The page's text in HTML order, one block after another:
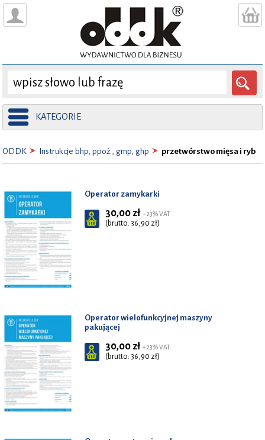
KATEGORIE
ODDK Instrukcje bhp, ppoż., gmp, ghp przetwórstwo mięsa i ryb
Operator zamykarki
30,00 zł + 23% VAT
(brutto: 36,90 zł)
Operator wielofunkcyjnej maszyny
pakującej
30,00 zł + 23% VAT
(brutto: 36,90 zł)